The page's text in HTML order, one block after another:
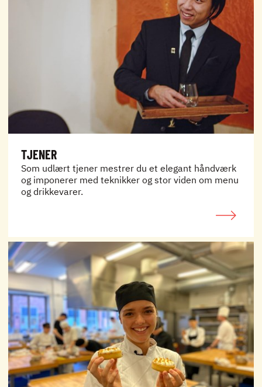
TJENER
Som udlært tjener mestrer du et elegant håndværk
og imponerer med teknikker og stor viden om menu
og drikkevarer.